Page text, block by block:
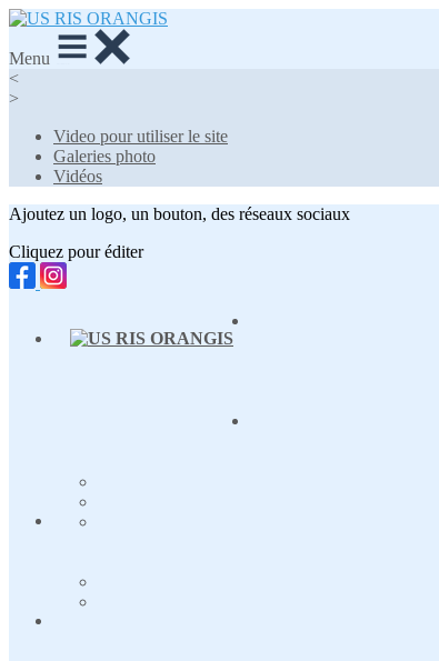
Menu
<
>
Video pour utiliser le site
Galeries photo
Vidéos
Ajoutez un logo, un bouton, des réseaux sociaux
Cliquez pour éditer